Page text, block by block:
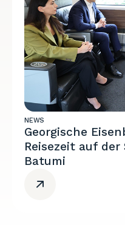
NEWS
Georgische
Reisezeit auf
Batumi